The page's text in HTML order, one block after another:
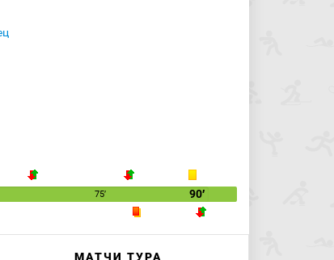
75′ 90′
МАТЧИ ТУРА